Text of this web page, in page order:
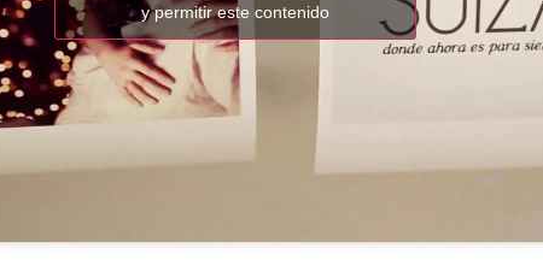
y permitir este contenido